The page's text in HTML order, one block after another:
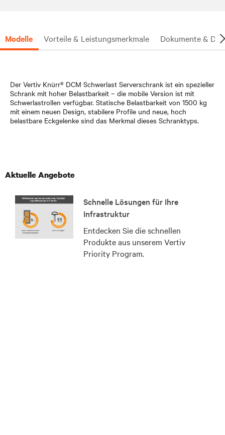
Modelle Vorteile & Leistungsmerkmale Dokumente &
Der Vertiv Knürr® DCM Schwerlast Serverschrank ist ein spezieller
Schrank mit hoher Belastbarkeit – die mobile Version ist mit
Schwerlastrollen verfügbar. Statische Belastbarkeit von 1500 kg
mit einem neuen Design, stabilere Profile und neue, hoch
belastbare Eckgelenke sind das Merkmal dieses Schranktyps.
Aktuelle Angebote
Schnelle Lösungen für Ihre
Infrastruktur
Entdecken Sie die schnellen
Produkte aus unserem Vertiv
Priority Program.